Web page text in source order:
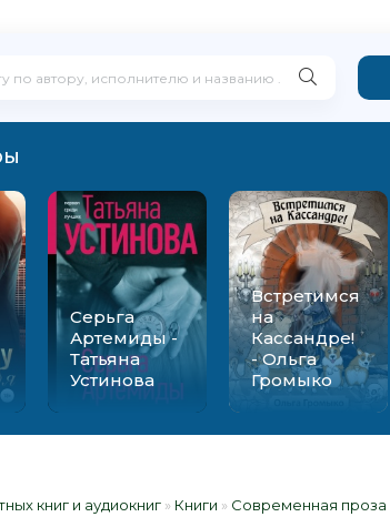
Серьга
Артемиды -
Татьяна
Устинова
Встретимся
на
Кассандре!
- Ольга
Громыко
книг и аудиокниг » Книги » Современная проза